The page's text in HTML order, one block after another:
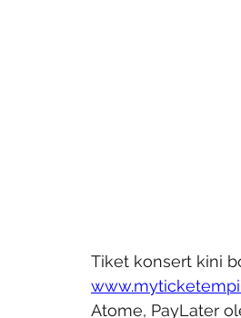
Tiket konsert kini
Atome, PayLater